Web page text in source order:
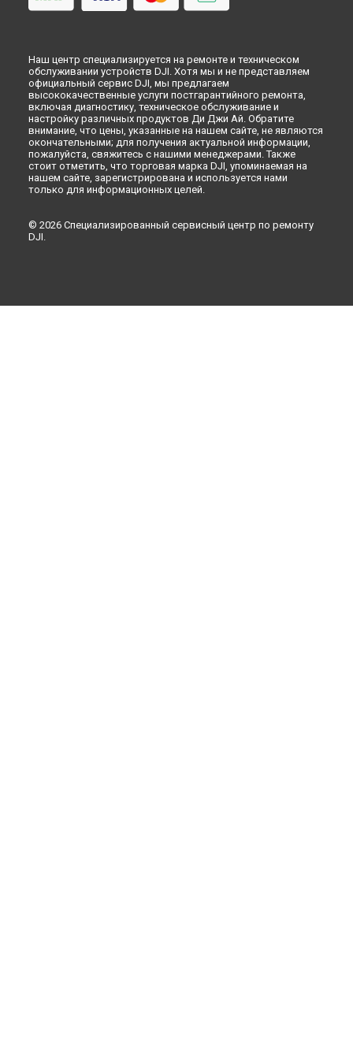
Наш центр специализируется на ремонте и техническом
обслуживании устройств DJI. Хотя мы и не представляем
официальный сервис DJI, мы предлагаем
высококачественные услуги постгарантийного ремонта,
включая диагностику, техническое обслуживание и
настройку различных продуктов Ди Джи Ай. Обратите
внимание, что цены, указанные на нашем сайте, не являются
окончательными; для получения актуальной информации,
пожалуйста, свяжитесь с нашими менеджерами. Также
стоит отметить, что торговая марка DJI, упоминаемая на
нашем сайте, зарегистрирована и используется нами
только для информационных целей.
© 2026 Специализированный сервисный центр по ремонту
DJI.